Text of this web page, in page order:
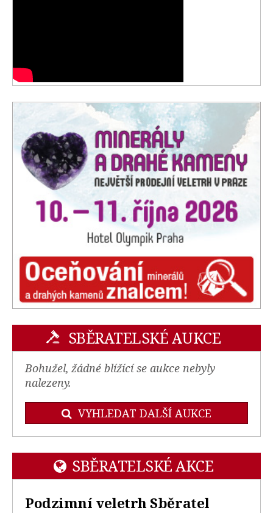
SBĚRATELSKÉ AUKCE
Bohužel, žádné blížící se aukce nebyly
nalezeny.
VYHLEDAT DALŠÍ AUKCE
SBĚRATELSKÉ AKCE
Podzimní veletrh Sběratel